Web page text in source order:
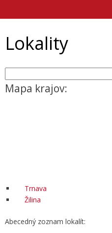
Lokality
Mapa krajov:
Trnava
Žilina
Abecedný zoznam lokalít: